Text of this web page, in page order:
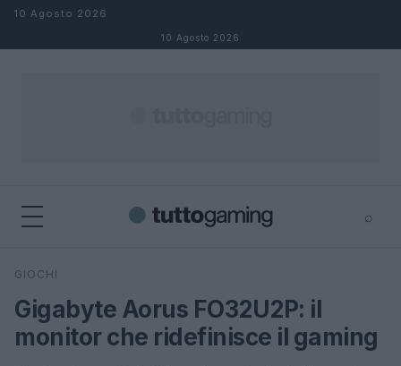
Salta al contenuto
10 Agosto 2026
10 Agosto 2026
⌕
Cerca
GIOCHI
Gigabyte Aorus FO32U2P: il
monitor che ridefinisce il gaming